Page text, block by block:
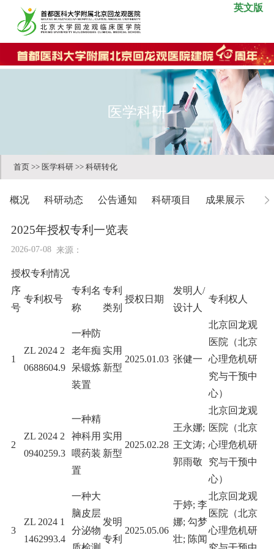
英文版
医学科研
概况 科研动态 公告通知 科研项目 成果展示
首页 >> 医学科研 >> 科研转化
2025年授权专利一览表
2026-07-08 来源：
授权专利情况
序
号
专利权号
专利名
称
专利
类别
授权日期
发明人/
设计人
专利权人
1
ZL 2024 2
0688604.9
一种防
老年痴
呆锻炼
装置
实用
新型
2025.01.03 张健一
北京回龙观
医院（北京
心理危机研
究与干预中
心）
2
ZL 2024 2
0940259.3
一种精
神科用
喂药装
置
实用
新型
2025.02.28
王永娜;
王文涛;
郭雨敬
北京回龙观
医院（北京
心理危机研
究与干预中
心）
3
ZL 2024 1
1462993.4
一种大
脑皮层
分泌物
发明
专利
2025.05.06
于婷; 李
娜; 勾梦
壮; 陈闻
北京回龙观
医院（北京
心理危机研